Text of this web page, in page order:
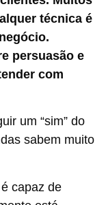
técnica é
persuasão e
com
um “sim” do
sabem muito
capaz de